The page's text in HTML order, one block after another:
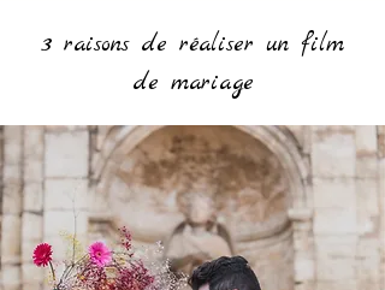
3 raisons de réaliser un film
de mariage